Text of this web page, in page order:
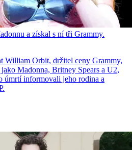
a získal s ní tři Grammy.
William Orbit, držitel ceny Grammy,
Madonna, Britney Spears a U2,
úmrtí informovali jeho rodina a